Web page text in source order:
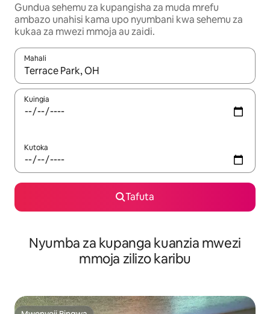
Gundua sehemu za kupangisha za muda mrefu
ambazo unahisi kama upo nyumbani kwa sehemu za
kukaa za mwezi mmoja au zaidi.
Mahali
Wakati matokeo yanapatikana, vinjari kwa kutumia vitufe vya
Kuingia
Kutoka
Tafuta
Nyumba za kupanga kuanzia mwezi
mmoja zilizo karibu